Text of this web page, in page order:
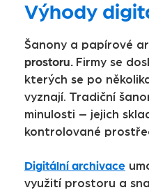
Výhody
Šanony a papírové
prostoru. Firmy se
kterých se po
vyznají. Tradiční
minulosti – jejich
kontrolované
Digitální archivace
využití prostoru a